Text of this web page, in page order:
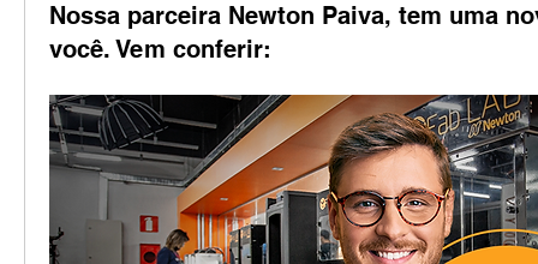
Nossa parceira Newton Paiva, tem uma
você. Vem conferir: